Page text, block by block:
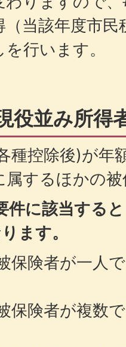
当該年度市
行います。
役並み所得
種控除後)が年
属するほかの
件に該当する
ます。
保険者が一人
保険者が複数